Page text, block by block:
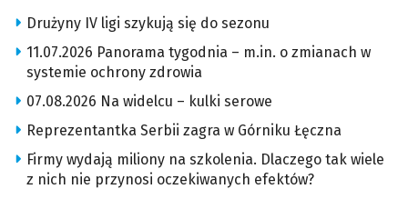
Drużyny IV ligi szykują się do sezonu
11.07.2026 Panorama tygodnia – m.in. o zmianach w
systemie ochrony zdrowia
07.08.2026 Na widelcu – kulki serowe
Reprezentantka Serbii zagra w Górniku Łęczna
Firmy wydają miliony na szkolenia. Dlaczego tak wiele
z nich nie przynosi oczekiwanych efektów?